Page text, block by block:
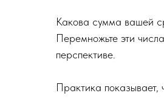
Какова сумма вашей
Перемножьте эти
перспективе.
Практика показывает,